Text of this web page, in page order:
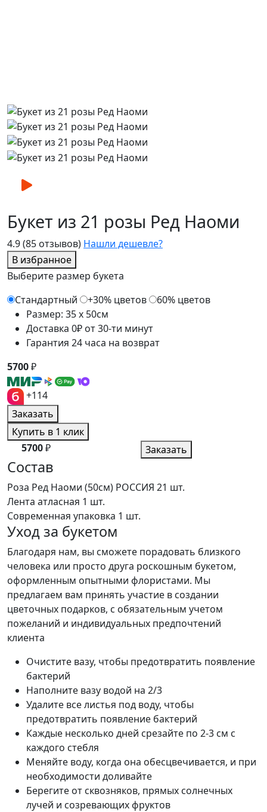
4.9(85 отзывов) Нашли дешевле?
В избранное
Букет из 21 розы Ред Наоми
Выберите размер букета
Стандартный
+30% цветов
60% цветов
Размер: 35 x 50см
Доставка 0₽ от 30-ти минут
Гарантия 24 часа на возврат
5700₽
+114
Заказать
Купить в 1 клик
5700₽ Заказать
Состав
Роза Ред Наоми (50см) РОССИЯ 21 шт.
Лента атласная 1 шт.
Современная упаковка 1 шт.
Уход за букетом
Благодаря нам, вы сможете порадовать близкого
человека или просто друга роскошным букетом,
оформленным опытными флористами. Мы
предлагаем вам принять участие в создании
цветочных подарков, с обязательным учетом
пожеланий и индивидуальных предпочтений
клиента
Очистите вазу, чтобы предотвратить появление
бактерий
Наполните вазу водой на 2/3
Удалите все листья под воду, чтобы
предотвратить появление бактерий
Каждые несколько дней срезайте по 2-3 см с
каждого стебля
Меняйте воду, когда она обесцвечивается, и при
необходимости доливайте
Берегите от сквозняков, прямых солнечных
лучей и созревающих фруктов